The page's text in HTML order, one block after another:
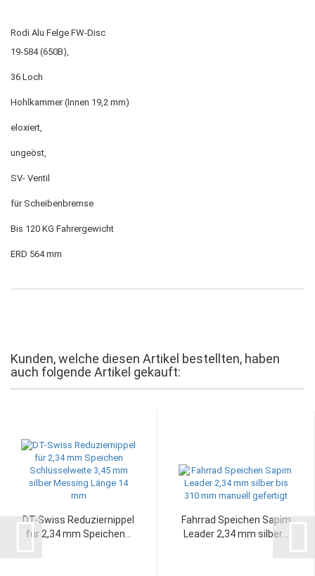
Rodi Alu Felge FW-Disc
19-584 (650B),
36 Loch
Hohlkammer (Innen 19,2 mm)
eloxiert,
ungeöst,
SV- Ventil
für Scheibenbremse
Bis 120 KG Fahrergewicht
ERD 564 mm
Kunden, welche diesen Artikel bestellten, haben
auch folgende Artikel gekauft:
DT-Swiss Reduziernippel
für 2,34 mm Speichen...
Fahrrad Speichen Sapim
Leader 2,34 mm silber...